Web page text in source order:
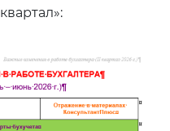
квартал»: